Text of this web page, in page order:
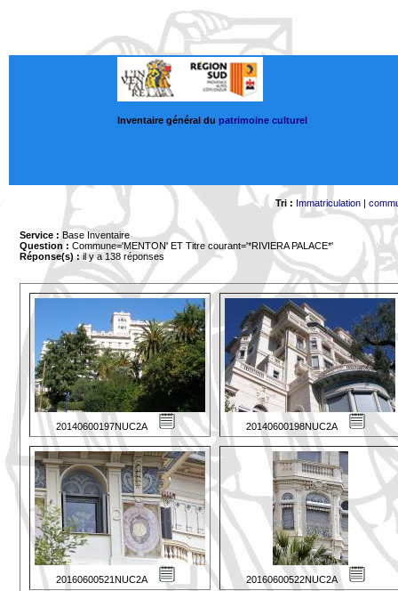
Inventaire général du patrimoine culturel
Tri : Immatriculation|
Service : Base Inventaire
Question : Commune='MENTON' ET Titre courant='*RIVIERA PALACE*'
Réponse(s) :il y a 138 réponses
20140600197NUC2A 20140600198NUC2A
20160600521NUC2A 20160600522NUC2A